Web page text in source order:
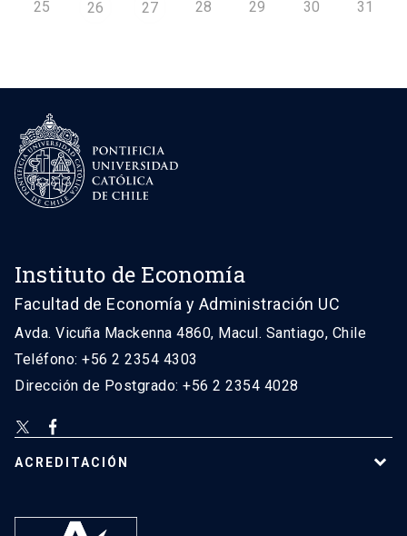
25 26 27 28 29 30 31
Instituto de Economía
Facultad de Economía y Administración UC
Avda. Vicuña Mackenna 4860, Macul. Santiago, Chile
Teléfono: +56 2 2354 4303
Dirección de Postgrado: +56 2 2354 4028
ACREDITACIÓN